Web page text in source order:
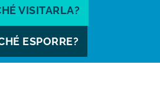
VISITARLA?
ESPORRE?